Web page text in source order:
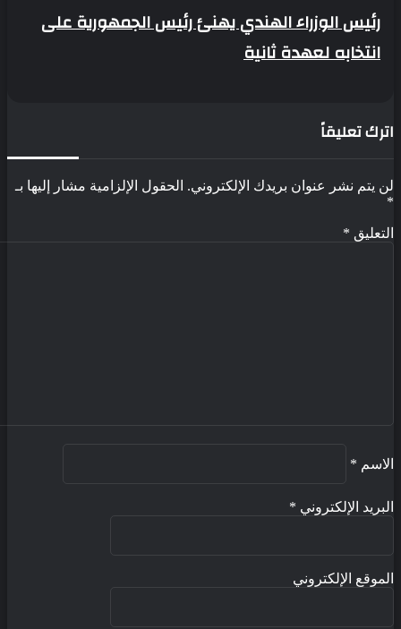
جراء
أجهزة
رئيس
الوزراء
الهندي
انتخابه
رئيس الوزراء الهندي يهنئ رئيس الجمهورية على
انتخابه لعهدة ثانية
تعليقاً
يتم نشر عنوان بريدك الإلكتروني. الحقول الإلزامية مشار إليها بـ
*
*
الإلكتروني*
الإلكتروني